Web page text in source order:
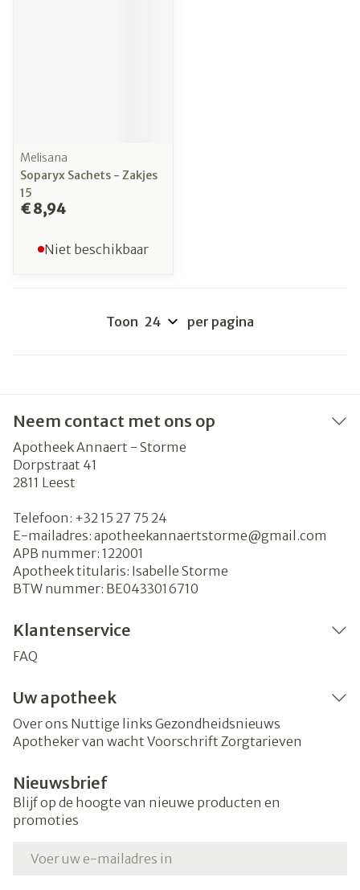
Melisana
Soparyx Sachets - Zakjes
15
€ 8,94
Niet beschikbaar
Toon per pagina
Neem contact met ons op
Apotheek Annaert - Storme
Dorpstraat 41
2811 Leest
Telefoon: +32 15 27 75 24
E-mailadres: apotheekannaertstorme@gmail.com
APB nummer: 122001
Apotheek titularis: Isabelle Storme
BTW nummer: BE0433016710
Klantenservice
FAQ
Uw apotheek
Over ons Nuttige links Gezondheidsnieuws
Apotheker van wacht Voorschrift Zorgtarieven
Nieuwsbrief
Blijf op de hoogte van nieuwe producten en
promoties